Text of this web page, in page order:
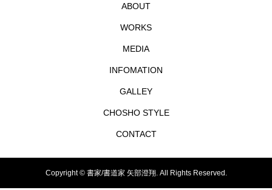
ABOUT
WORKS
MEDIA
INFOMATION
GALLEY
CHOSHO STYLE
CONTACT
Copyright ©書家/書道家 矢部澄翔. All Rights Reserved.